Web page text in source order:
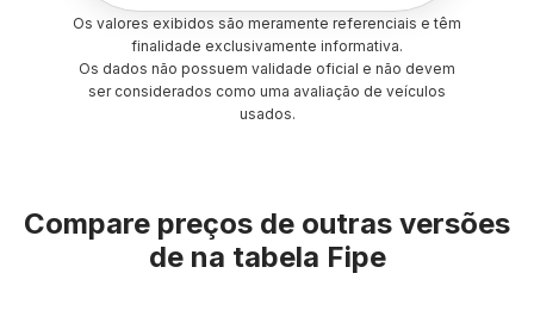
Os valores exibidos são meramente referenciais e têm
finalidade exclusivamente informativa.
Os dados não possuem validade oficial e não devem
ser considerados como uma avaliação de veículos
usados.
Compare preços de outras versões
de na tabela Fipe